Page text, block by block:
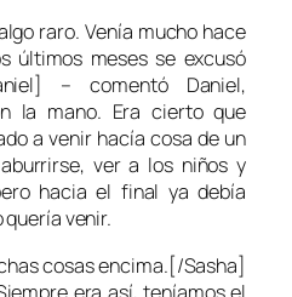
raro. Venía mucho hace
últimos meses se excusó
– comentó Daniel,
la mano. Era cierto que
a venir hacía cosa de un
ver a los niños y
hacia el final ya debía
venir.
cosas encima.[/Sasha]